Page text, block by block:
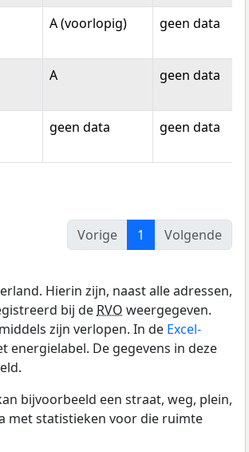
A (voorlopig) geen data
A geen data
geen data geen data
Vorige
1 Volgende
Hierin zijn, naast alle adressen,
bij de RVO weergegeven.
zijn verlopen. In de Excel-
energielabel. De gegevens in deze
bijvoorbeeld een straat, weg, plein,
met statistieken voor die ruimte